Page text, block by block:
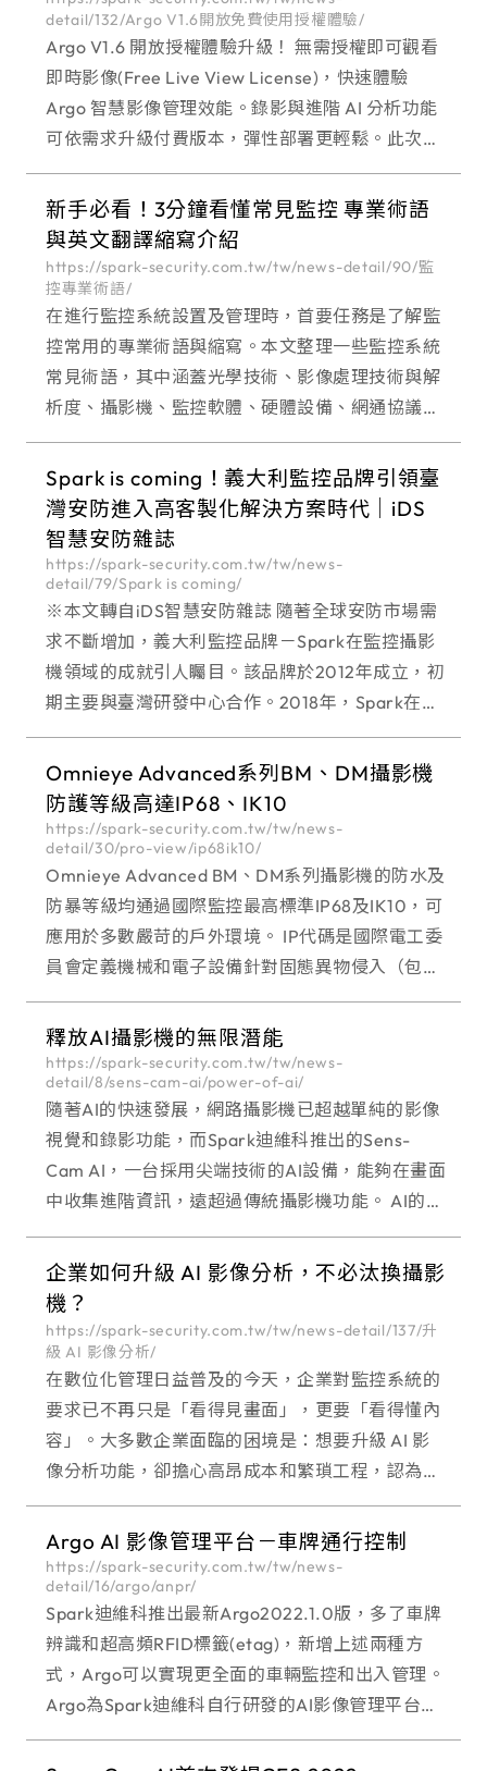
detail/132/Argo V1.6開放免費使用授權體驗/
Argo V1.6 開放授權體驗升級！ 無需授權即可觀看
即時影像(Free Live View License)，快速體驗
Argo 智慧影像管理效能。錄影與進階 AI 分析功能
可依需求升級付費版本，彈性部署更輕鬆。此次更
新聚焦在「免授權觀看體驗」、「連線不中斷服
務」、「整合控制強化
新手必看！3分鐘看懂常見監控 專業術語
與英文翻譯縮寫介紹
https://spark-security.com.tw/tw/news-detail/90/監
控專業術語/
在進行監控系統設置及管理時，首要任務是了解監
控常用的專業術語與縮寫。本文整理一些監控系統
常見術語，其中涵蓋光學技術、影像處理技術與解
析度、攝影機、監控軟體、硬體設備、網通協議
等，並進行分類與簡單介紹，讓您在選擇或操作監
控系統時能夠更輕鬆快速理解與應用。 快速導覽
Spark is coming！義大利監控品牌引領臺
灣安防進入高客製化解決方案時代│iDS
智慧安防雜誌
https://spark-security.com.tw/tw/news-
detail/79/Spark is coming/
※本文轉自iDS智慧安防雜誌 隨著全球安防市場需
求不斷增加，義大利監控品牌－Spark在監控攝影
機領域的成就引人矚目。該品牌於2012年成立，初
期主要與臺灣研發中心合作。2018年，Spark在臺
灣成
Omnieye Advanced系列BM、DM攝影機
防護等級高達IP68、IK10
https://spark-security.com.tw/tw/news-
detail/30/pro-view/ip68ik10/
Omnieye Advanced BM、DM系列攝影機的防水及
防暴等級均通過國際監控最高標準IP68及IK10，可
應用於多數嚴苛的戶外環境。 IP代碼是國際電工委
員會定義機械和電子設備針對固態異物侵入（包括
防水等級、防塵等級），能提供何種程度的防護能
釋放AI攝影機的無限潛能
https://spark-security.com.tw/tw/news-
detail/8/sens-cam-ai/power-of-ai/
隨著AI的快速發展，網路攝影機已超越單純的影像
視覺和錄影功能，而Spark迪維科推出的Sens-
Cam AI，一台採用尖端技術的AI設備，能夠在畫面
中收集進階資訊，遠超過傳統攝影機功能。 AI的核
心
企業如何升級 AI 影像分析，不必汰換攝影
機？
https://spark-security.com.tw/tw/news-detail/137/升
級 AI 影像分析/
在數位化管理日益普及的今天，企業對監控系統的
要求已不再只是「看得見畫面」，更要「看得懂內
容」。大多數企業面臨的困境是：想要升級 AI 影
像分析功能，卻擔心高昂成本和繁瑣工程，認為必
須全面汰換既有攝影機。事實上，透過智慧化平台
與現有設備整合，也能快速提升影像分析能力，實
現高效管理與安全監控。
Argo AI 影像管理平台－車牌通行控制
https://spark-security.com.tw/tw/news-
detail/16/argo/anpr/
Spark迪維科推出最新Argo2022.1.0版，多了車牌
辨識和超高頻RFID標籤(etag)，新增上述兩種方
式，Argo可以實現更全面的車輛監控和出入管理。
Argo為Spark迪維科自行研發的AI影像管理平台，
支援Spark旗下品牌Spark攝影機及Omnieye攝影
機及所有使